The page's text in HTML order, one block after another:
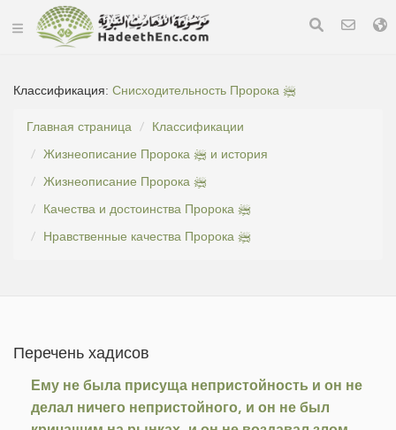
Классификация:
Снисходительность Пророка ﷺ
Главная страница
Классификации
Жизнеописание Пророка ﷺ и история
Жизнеописание Пророка ﷺ
Качества и достоинства Пророка ﷺ
Нравственные качества Пророка ﷺ
Перечень хадисов
Ему не была присуща непристойность и он не
делал ничего непристойного, и он не был